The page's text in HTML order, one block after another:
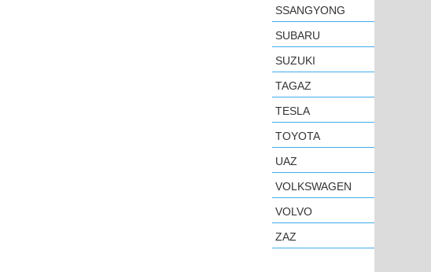
SSANGYONG
SUBARU
SUZUKI
TAGAZ
TESLA
TOYOTA
UAZ
VOLKSWAGEN
VOLVO
ZAZ